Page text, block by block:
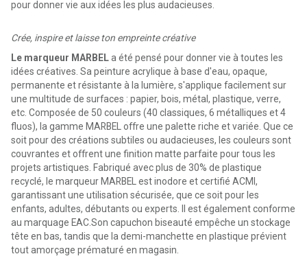
pour donner vie aux idées les plus audacieuses.
Crée, inspire et laisse ton empreinte créative
Le marqueur MARBELa été pensé pour donner vie à toutes les
idées créatives. Sa peinture acrylique à base d'eau, opaque,
permanente et résistante à la lumière, s'applique facilement sur
une multitude de surfaces : papier, bois, métal, plastique, verre,
etc. Composée de 50 couleurs (40 classiques, 6 métalliques et 4
fluos), la gamme MARBEL offre une palette riche et variée. Que ce
soit pour des créations subtiles ou audacieuses, les couleurs sont
couvrantes et offrent une finition matte parfaite pour tous les
projets artistiques. Fabriqué avec plus de 30% de plastique
recyclé, le marqueur MARBEL est inodore et certifié ACMI,
garantissant une utilisation sécurisée, que ce soit pour les
enfants, adultes, débutants ou experts. Il est également conforme
au marquage EAC.Son capuchon biseauté empêche un stockage
tête en bas, tandis que la demi-manchette en plastique prévient
tout amorçage prématuré en magasin.